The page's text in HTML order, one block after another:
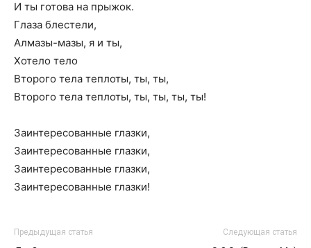
И ты готова на прыжок.
Глаза блестели,
Алмазы-мазы, я и ты,
Хотело тело
Второго тела теплоты, ты, ты,
Второго тела теплоты, ты, ты, ты, ты!
Заинтересованные глазки,
Заинтересованные глазки,
Заинтересованные глазки,
Заинтересованные глазки!
Предыдущая статья Следующая статья